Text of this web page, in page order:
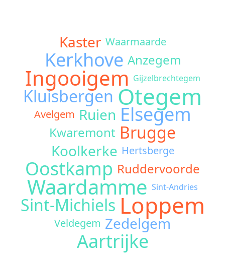
Kaster Waarmaarde
Kerkhove Anzegem
Ingooigem Gijzelbrechtegem
Kluisbergen Otegem
Avelgem Ruien Elsegem
Kwaremont Brugge
Koolkerke Hertsberge
Oostkamp Ruddervoorde
Waardamme Sint-Andries
Sint-MichielsLoppem
Veldegem Zedelgem
Aartrijke